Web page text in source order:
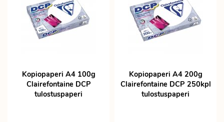
Kopiopaperi A4 100g
Clairefontaine DCP
tulostuspaperi
Kopiopaperi A4 200g
Clairefontaine DCP 250kpl
tulostuspaperi